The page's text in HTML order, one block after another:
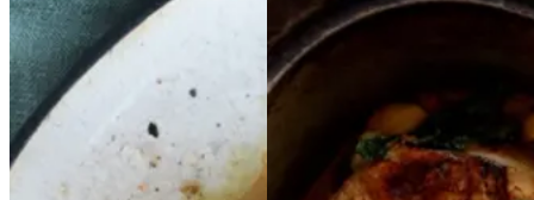
Ristede
Ristede
Bagt